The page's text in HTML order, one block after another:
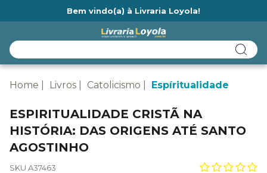
Bem vindo(a) à Livraria Loyola!
Home Livros Catolicismo Espíritualidade
ESPIRITUALIDADE CRISTÃ NA
HISTÓRIA: DAS ORIGENS ATÉ SANTO
AGOSTINHO
SKU A37463